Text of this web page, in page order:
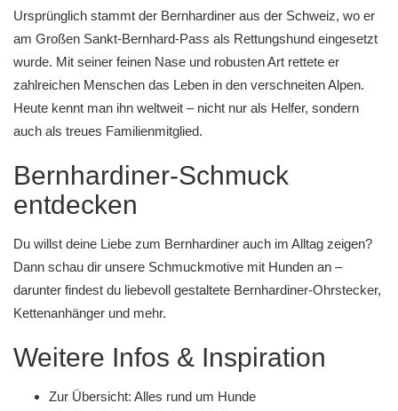
Ursprünglich stammt der Bernhardiner aus der Schweiz, wo er
am Großen Sankt-Bernhard-Pass als Rettungshund eingesetzt
wurde. Mit seiner feinen Nase und robusten Art rettete er
zahlreichen Menschen das Leben in den verschneiten Alpen.
Heute kennt man ihn weltweit – nicht nur als Helfer, sondern
auch als treues Familienmitglied.
Bernhardiner-Schmuck
entdecken
Du willst deine Liebe zum Bernhardiner auch im Alltag zeigen?
Dann schau dir unsere Schmuckmotive mit Hunden an –
darunter findest du liebevoll gestaltete Bernhardiner-Ohrstecker,
Kettenanhänger und mehr.
Weitere Infos & Inspiration
Zur Übersicht: Alles rund um Hunde